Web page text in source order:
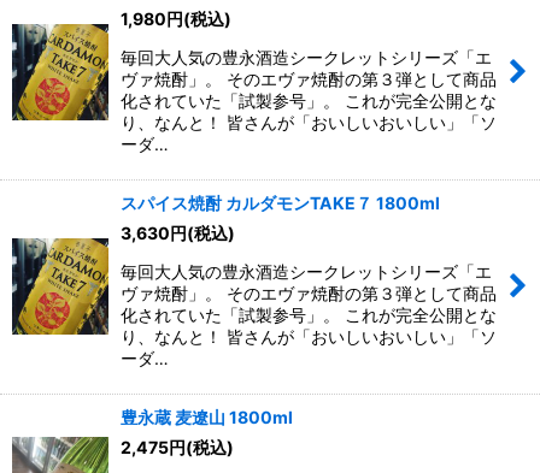
1,980円(税込)
毎回大人気の豊永酒造シークレットシリーズ「エ
ヴァ焼酎」。 そのエヴァ焼酎の第３弾として商品
化されていた「試製参号」。 これが完全公開とな
り、なんと！ 皆さんが「おいしいおいしい」「ソ
ーダ…
スパイス焼酎 カルダモンTAKE７ 1800ml
3,630円(税込)
毎回大人気の豊永酒造シークレットシリーズ「エ
ヴァ焼酎」。 そのエヴァ焼酎の第３弾として商品
化されていた「試製参号」。 これが完全公開とな
り、なんと！ 皆さんが「おいしいおいしい」「ソ
ーダ…
豊永蔵 麦遼山 1800ml
2,475円(税込)